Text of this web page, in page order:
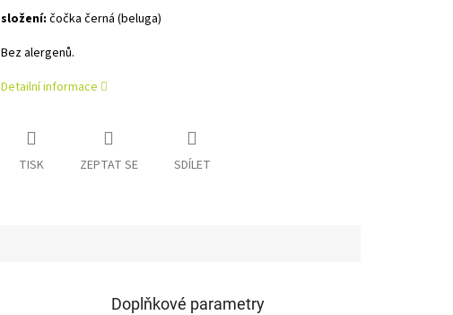
složení: čočka černá (beluga)
Bez alergenů.
Detailní informace
TISK ZEPTAT SE SDÍLET
Doplňkové parametry